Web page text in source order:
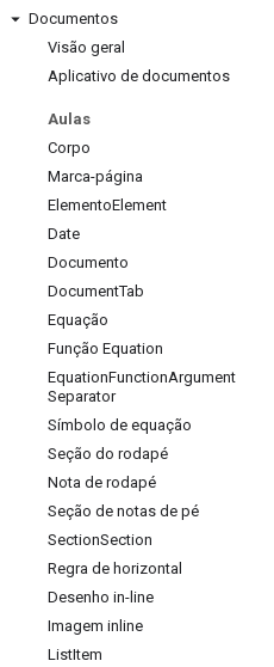
Documentos
Visão geral
Aplicativo de documentos
Aulas
Corpo
Marca-página
ElementoElement
Date
Documento
DocumentTab
Equação
Função Equation
EquationFunctionArgument
Separator
Símbolo de equação
Seção do rodapé
Nota de rodapé
Seção de notas de pé
SectionSection
Regra de horizontal
Desenho in-line
Imagem inline
ListItem